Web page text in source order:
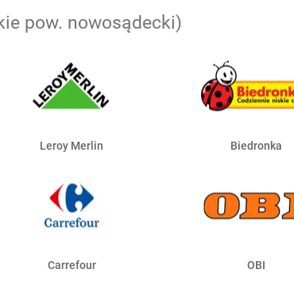
pow. nowosądecki)
Leroy Merlin Biedronka
Carrefour OBI